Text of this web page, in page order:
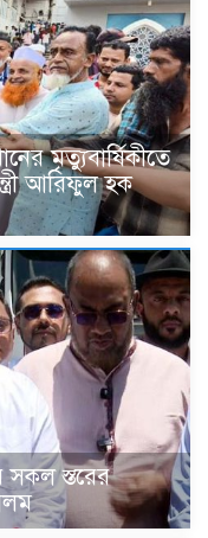
মৃত্যুবার্ষিকীতে
আরিফুল হক
সকল স্তরের